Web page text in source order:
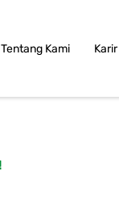
Tentang Kami Karir